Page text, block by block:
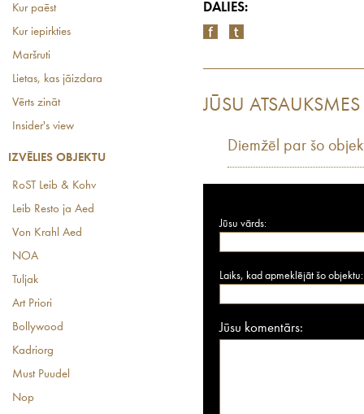
Kur paēst
Kur iepirkties
Maršruti
Lietas, kas jāizdara
Vērts zināt
Insider's view
IZVĒLIES OBJEKTU
RoST Leib & Kohv
Leib Resto ja Aed
Von Krahl Aed
NOA
Tuljak
Art Priori
Bollywood
Kadriorg
Must Puudel
Nop
DALIES:
JŪSU ATSAUKSMES
Diemžēl par šo
Jūsu vārds:
Laiks, kad apmeklējāt šo objektu:
Jūsu komentārs: